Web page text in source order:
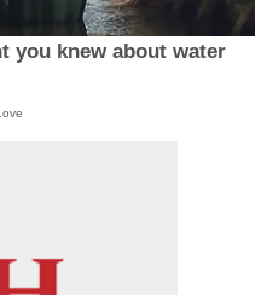
you knew about water